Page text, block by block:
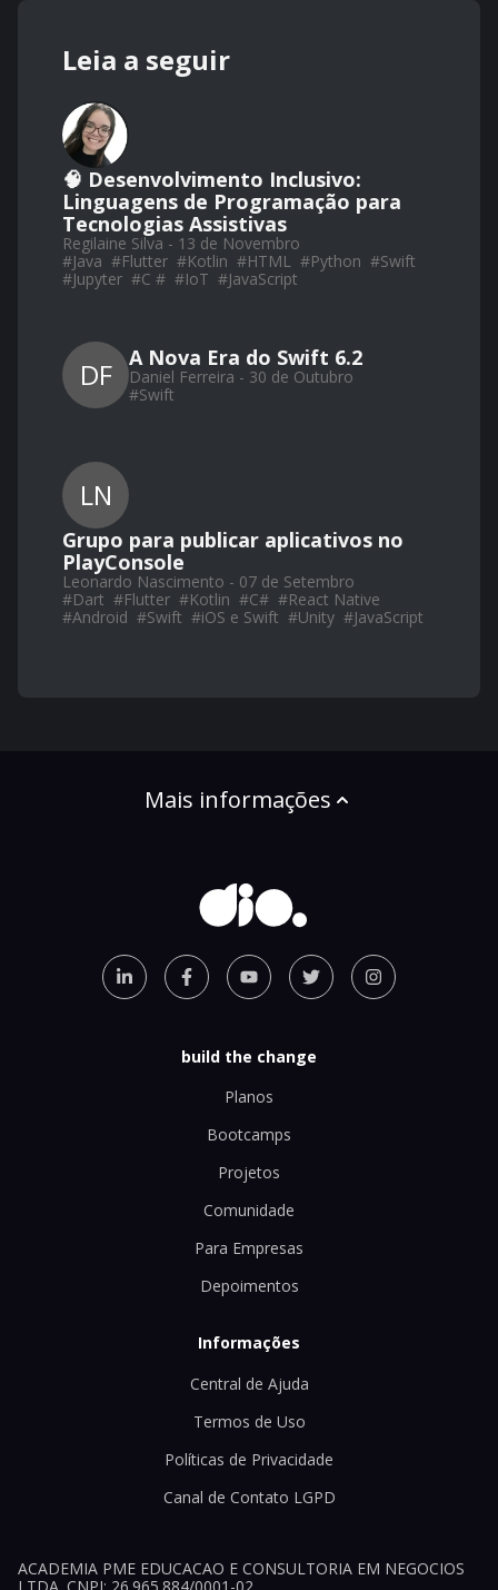
Leia a seguir
🧠 Desenvolvimento Inclusivo:
Linguagens de Programação para
Tecnologias Assistivas
Regilaine Silva - 13 de Novembro
#Java #Flutter #Kotlin #HTML #Python #Swift
#Jupyter #C # #IoT #JavaScript
DF A Nova Era do Swift 6.2
Daniel Ferreira - 30 de Outubro
#Swift
LN
Grupo para publicar aplicativos no
PlayConsole
Leonardo Nascimento - 07 de Setembro
#Dart #Flutter #Kotlin #C# #React Native
#Android #Swift #iOS e Swift #Unity #JavaScript
Mais informações
build the change
Planos
Bootcamps
Projetos
Comunidade
Para Empresas
Depoimentos
Informações
Central de Ajuda
Termos de Uso
Políticas de Privacidade
Canal de Contato LGPD
ACADEMIA PME EDUCACAO E CONSULTORIA EM NEGOCIOS